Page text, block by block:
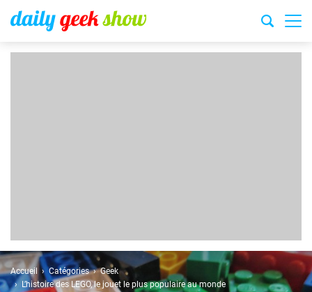
Accueil Catégories
Geek
L’histoire des LEGO, le jouet le plus populaire au monde